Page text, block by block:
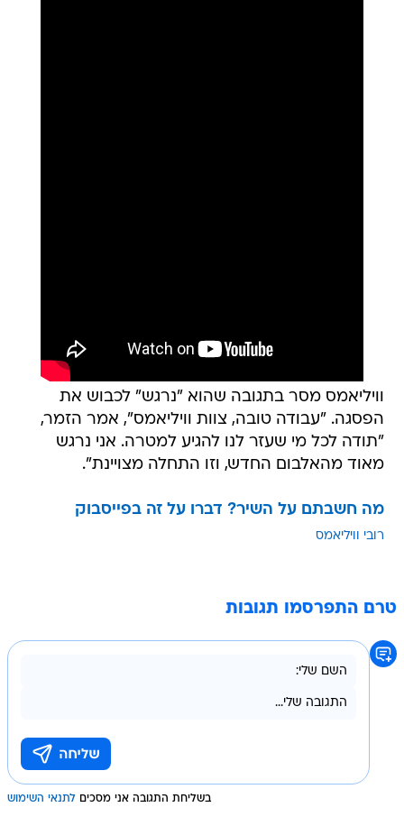
וויליאמס מסר בתגובה שהוא "נרגש" לכבוש את
הפסגה. "עבודה טובה, צוות וויליאמס", אמר הזמר,
"תודה לכל מי שעזר לנו להגיע למטרה. אני נרגש
מאוד מהאלבום החדש, וזו התחלה מצויינת".
מה חשבתם על השיר? דברו על זה בפייסבוק
רובי וויליאמס
טרם התפרסמו תגובות
בשליחת התגובה אני מסכים לתנאי השימוש